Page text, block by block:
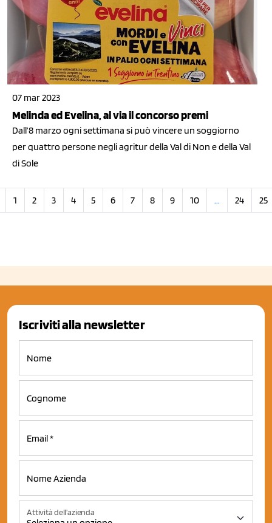
07 mar 2023
Melinda ed Evelina, al via il concorso premi
Dall’8 marzo ogni settimana si può vincere un soggiorno
per quattro persone negli agritur della Val di Non e della Val
di Sole
1 2 3 4 5 6 7 8 9 10 ... 24 25
Iscriviti alla newsletter
Attività dell'azienda